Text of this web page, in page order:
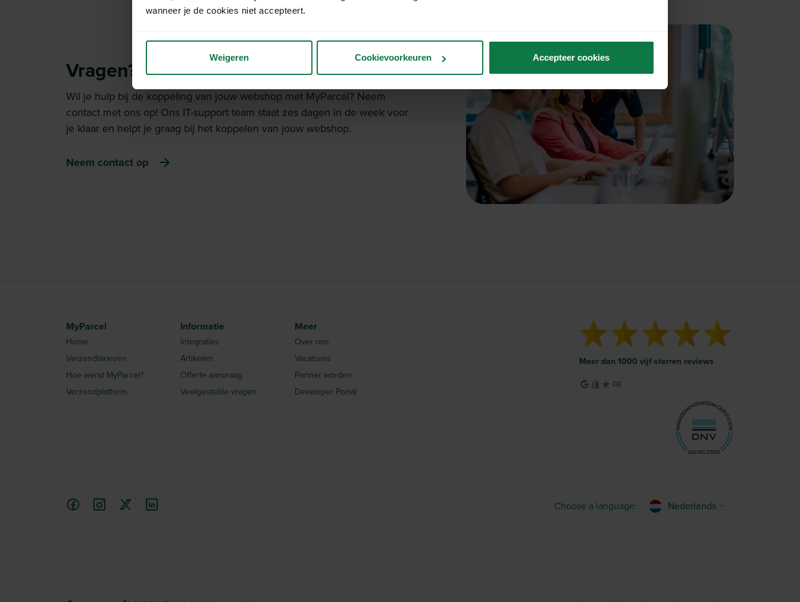
wanneer je de cookies niet accepteert.
Weigeren Cookievoorkeuren Accepteer cookies
Vragen? We staan voor je klaar.
Wil je hulp bij de koppeling van jouw webshop met MyParcel? Neem
contact met ons op! Ons IT-support team staat zes dagen in de week voor
je klaar en helpt je graag bij het koppelen van jouw webshop.
Neem contact op
MyParcel
Home
Verzendtarieven
Hoe werkt MyParcel?
Verzendplatform
Informatie
Integraties
Artikelen
Offerte aanvraag
Veelgestelde vragen
Meer
Over ons
Vacatures
Partner worden
Developer Portal
Meer dan 1000 vijf-sterren reviews
Choose a language: Nederlands